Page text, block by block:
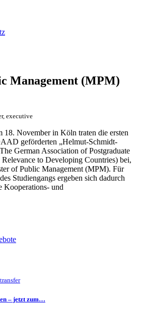
Management (MPM)
executive
18. November in Köln traten die ersten
geförderten „Helmut-Schmidt-
German Association of Postgraduate
to Developing Countries) bei,
of Public Management (MPM). Für
Studiengangs ergeben sich dadurch
Kooperations- und
– jetzt zum…